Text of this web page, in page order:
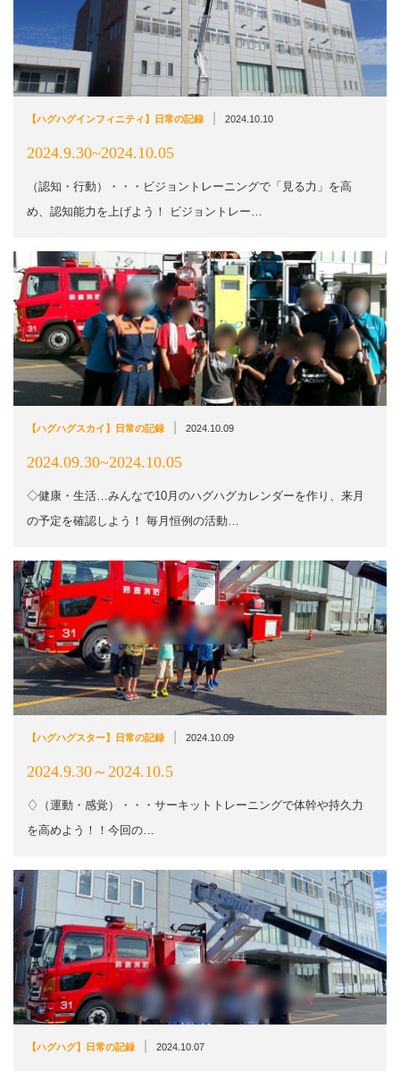
【ハグハグインフィニティ】日常の記録 2024.10.10
2024.9.30~2024.10.05
（認知・行動）・・・ビジョントレーニングで「見る力」を高
め、認知能力を上げよう！ ビジョントレー…
【ハグハグスカイ】日常の記録 2024.10.09
2024.09.30~2024.10.05
◇健康・生活…みんなで10月のハグハグカレンダーを作り、来月
の予定を確認しよう！ 毎月恒例の活動…
【ハグハグスター】日常の記録 2024.10.09
2024.9.30～2024.10.5
♢（運動・感覚）・・・サーキットトレーニングで体幹や持久力
を高めよう！！今回の…
【ハグハグ】日常の記録 2024.10.07